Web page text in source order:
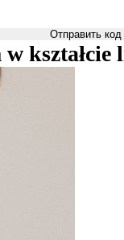
Отправить код